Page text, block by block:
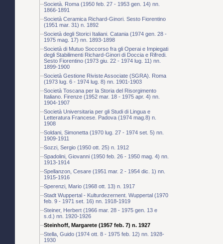
Società. Roma (1950 feb. 27 - 1953 gen. 14) nn.
1866-1891
Società Ceramica Richard-Ginori. Sesto Fiorentino
(1951 mar. 31) n. 1892
Società degli Storici Italiani. Catania (1974 gen. 28 -
1975 mag. 17) nn. 1893-1898
Società di Mutuo Soccorso fra gli Operai e Impiegati
degli Stabilimenti Richard-Ginori di Doccia e Rifredi.
Sesto Fiorentino (1973 giu. 22 - 1974 lug. 11) nn.
1899-1900
Società Gestione Riviste Associate (SGRA). Roma
(1973 lug. 6 - 1974 lug. 8) nn. 1901-1903
Società Toscana per la Storia del Risorgimento
Italiano. Firenze (1952 mar. 18 - 1975 apr. 4) nn.
1904-1907
Società Universitaria per gli Studi di Lingua e
Letteratura Francese. Padova (1974 mag.8) n.
1908
Soldani, Simonetta (1970 lug. 27 - 1974 set. 5) nn.
1909-1911
Sozzi, Sergio (1950 ott. 25) n. 1912
Spadolini, Giovanni (1950 feb. 26 - 1950 mag. 4) nn.
1913-1914
Spellanzon, Cesare (1951 mar. 2 - 1954 dic. 1) nn.
1915-1916
Sperenzi, Mario (1968 ott. 13) n. 1917
Stadt Wuppertal - Kulturdezernent. Wuppertal (1970
feb. 9 - 1971 set. 16) nn. 1918-1919
Steiner, Herbert (1966 mar. 28 - 1975 gen. 13 e
s.d.) nn. 1920-1926
Steinhoff, Margarete (1957 feb. 7) n. 1927
Stella, Guido (1974 ott. 8 - 1975 feb. 12) nn. 1928-
1930